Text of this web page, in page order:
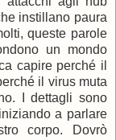
instillano paura
queste parole
un mondo
capire perché il
il virus muta
I dettagli sono
a parlare
corpo. Dovrò